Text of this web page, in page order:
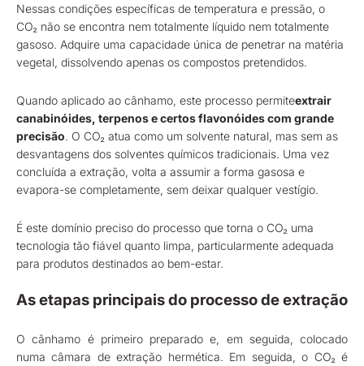
Nessas condições específicas de temperatura e pressão, o
CO₂ não se encontra nem totalmente líquido nem totalmente
gasoso. Adquire uma capacidade única de penetrar na matéria
vegetal, dissolvendo apenas os compostos pretendidos.
Quando aplicado ao cânhamo, este processo permiteextrair
canabinóides, terpenos e certos flavonóides com grande
precisão. O CO₂ atua como um solvente natural, mas sem as
desvantagens dos solventes químicos tradicionais. Uma vez
concluída a extração, volta a assumir a forma gasosa e
evapora-se completamente, sem deixar qualquer vestígio.
É este domínio preciso do processo que torna o CO₂ uma
tecnologia tão fiável quanto limpa, particularmente adequada
para produtos destinados ao bem-estar.
As etapas principais do processo de extração
O cânhamo é primeiro preparado e, em seguida, colocado
numa câmara de extração hermética. Em seguida, o CO₂ é